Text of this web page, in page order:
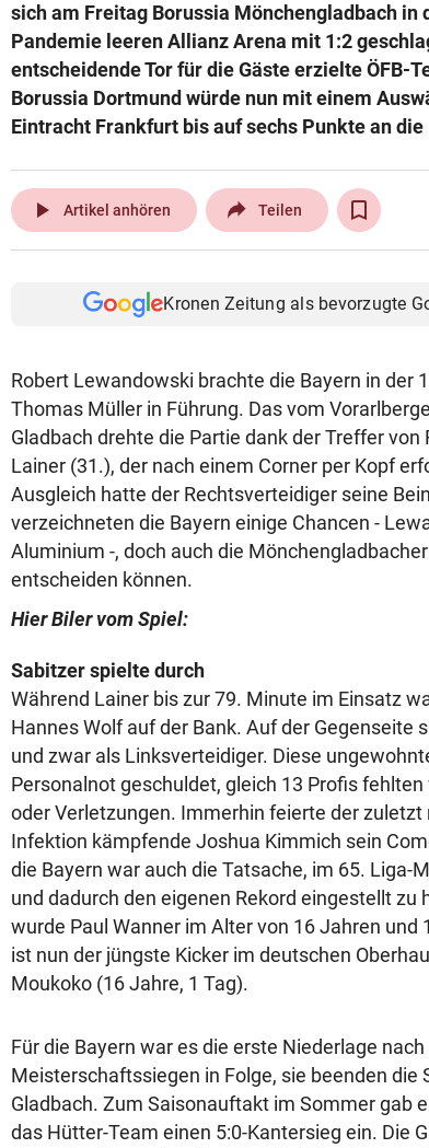
sich am Freitag Borussia Mönchengladbach in
Pandemie leeren Allianz Arena mit 1:2
entscheidende Tor für die Gäste erzielte ÖFB-
Borussia Dortmund würde nun mit einem
Eintracht Frankfurt bis auf sechs Punkte an
play_arrow Artikel anhören Teilen
Kronen Zeitung als bevorzugte
Robert Lewandowski brachte die Bayern in der
Thomas Müller in Führung. Das vom
Gladbach drehte die Partie dank der Treffer von
Lainer (31.), der nach einem Corner per Kopf
Ausgleich hatte der Rechtsverteidiger seine
verzeichneten die Bayern einige Chancen -
Aluminium -, doch auch die
entscheiden können.
Hier Biler vom Spiel:
Sabitzer spielte durch
Während Lainer bis zur 79. Minute im Einsatz
Hannes Wolf auf der Bank. Auf der Gegenseite
und zwar als Linksverteidiger. Diese
Personalnot geschuldet, gleich 13 Profis
oder Verletzungen. Immerhin feierte der zuletzt
Infektion kämpfende Joshua Kimmich sein
die Bayern war auch die Tatsache, im 65. Liga-
und dadurch den eigenen Rekord eingestellt zu
wurde Paul Wanner im Alter von 16 Jahren und
ist nun der jüngste Kicker im deutschen
Moukoko (16 Jahre, 1 Tag).
Für die Bayern war es die erste Niederlage
Meisterschaftssiegen in Folge, sie beenden die
Gladbach. Zum Saisonauftakt im Sommer gab
das Hütter-Team einen 5:0-Kantersieg ein. Die